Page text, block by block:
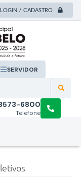
LOGIN / CADASTRO
SERVIDOR
Telefone
6800